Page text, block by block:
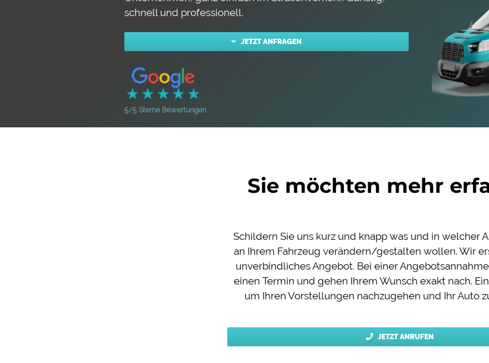
schnell und professionell.
JETZT ANFRAGEN
5/5 Sterne Bewertungen
Sie möchten mehr
Schildern Sie uns kurz und knapp was und in welcher
an Ihrem Fahrzeug verändern/gestalten wollen. Wir
unverbindliches Angebot. Bei einer
einen Termin und gehen Ihrem Wunsch exakt nach.
um Ihren Vorstellungen nachzugehen und Ihr Auto
JETZT ANRUFEN